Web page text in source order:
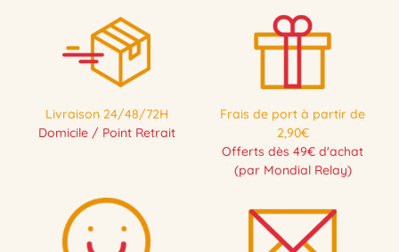
Livraison 24/48/72H
Domicile / Point Retrait
Frais de port à partir de
2,90€
Offerts dès 49€ d'achat
(par Mondial Relay)